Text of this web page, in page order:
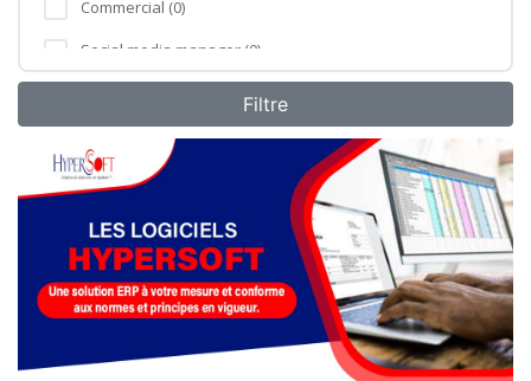
Commercial (0)
Social media manager (0)
Formation professionnelle (0)
Agro-industrie (0)